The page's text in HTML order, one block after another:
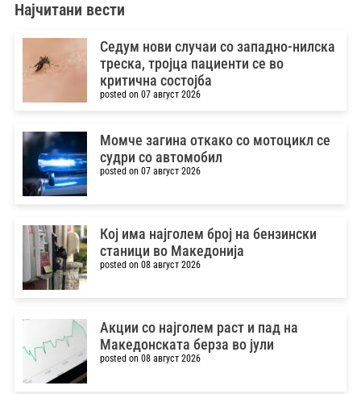
Најчитани вести
Седум нови случаи со западно-нилска
треска, тројца пациенти се во
критична состојба
posted on 07 август 2026
Момче загина откако со мотоцикл се
судри со автомобил
posted on 07 август 2026
Кој има најголем број на бензински
станици во Македонија
posted on 08 август 2026
Акции со најголем раст и пад на
Македонската берза во јули
posted on 08 август 2026